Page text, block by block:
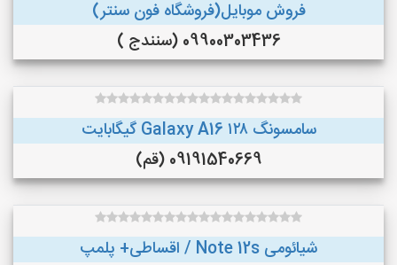
فروش موبایل(فروشگاه فون سنتر)
09900303436 (سنندج )
سامسونگ Galaxy A16 ۱۲۸ گیگابایت
09191540669 (قم)
شیائومی Note 12s / اقساطی+ پلمپ